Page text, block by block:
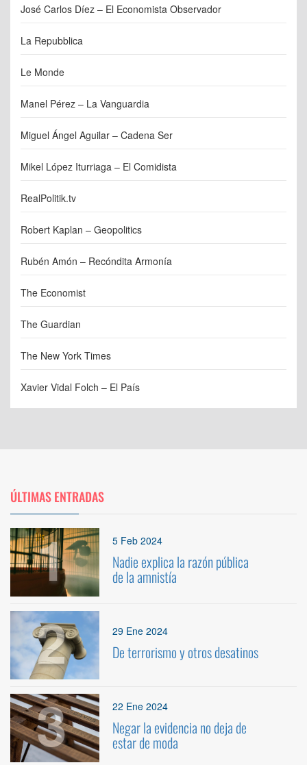
José Carlos Díez – El Economista Observador
La Repubblica
Le Monde
Manel Pérez – La Vanguardia
Miguel Ángel Aguilar – Cadena Ser
Mikel López Iturriaga – El Comidista
RealPolitik.tv
Robert Kaplan – Geopolitics
Rubén Amón – Recóndita Armonía
The Economist
The Guardian
The New York Times
Xavier Vidal Folch – El País
ÚLTIMAS ENTRADAS
1 5 Feb 2024
Nadie explica la razón pública
de la amnistía
2 29 Ene 2024
De terrorismo y otros desatinos
3 22 Ene 2024
Negar la evidencia no deja de
estar de moda